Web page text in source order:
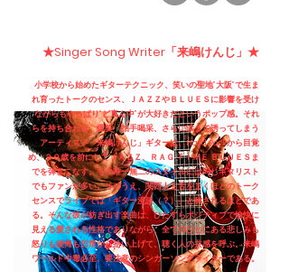
★Singer Song Writer「来嶋けんじ」★
小学校から始めたギターテクニック、笑いの聖地”大阪”で生ま
れ育ったトークのセンス、ＪＡＺＺやＢＬＵＥＳに影響を受け
ながらもやっぱり”ど真ん中”が大好きだというポップ感。それ
らを持ち合わせ、爆笑・拍手喝采、さらに涙まで誘ってしまう
アーティスト「来嶋けんじ」ギターは、Hard Rockから目覚
め、２０歳を前にしてＪＡＺＺ、ＲＡＧ ＴＩＭＥ ＢＬＵＥＳま
でを弾きこなす。その唯一無二のスタイルには同じギタリスト
でもファンが多い。そのうえ、関西人も舌をまくほどのトーク
センスでライブでは「ギター漫談（？）」と称されるほどであ
る。そんな彼が紡ぎ出す楽曲は、ひたすらポジティブで愉快に
見える愛される性格でありながら、全てのひとにある悲しみも
怒りも後悔も日常から拾い上げて、聴く人の共感を呼ぶ。来嶋
ワールド中毒必至、要注意のシンガーソングライターである。